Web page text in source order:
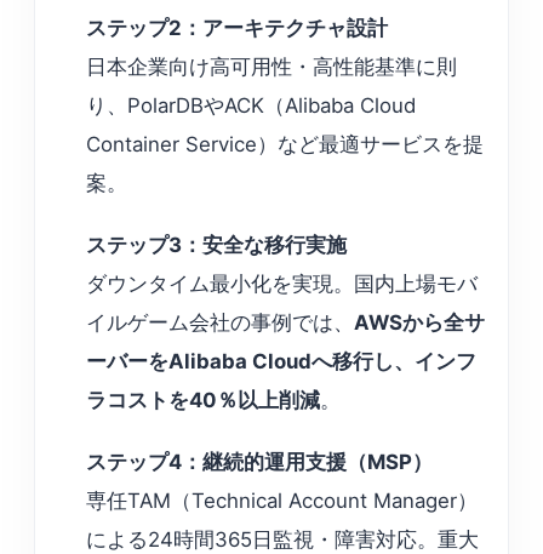
ステップ2：アーキテクチャ設計
日本企業向け高可用性・高性能基準に則
り、PolarDBやACK（Alibaba Cloud
Container Service）など最適サービスを提
案。
ステップ3：安全な移行実施
ダウンタイム最小化を実現。国内上場モバ
イルゲーム会社の事例では、AWSから全サ
ーバーをAlibaba Cloudへ移行し、インフ
ラコストを40％以上削減。
ステップ4：継続的運用支援（MSP）
専任TAM（Technical Account Manager）
による24時間365日監視・障害対応。重大